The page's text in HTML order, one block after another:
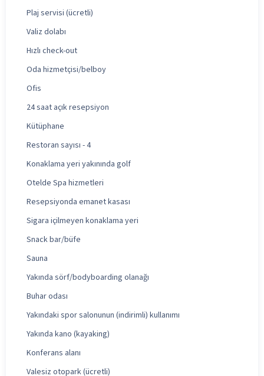
Plaj servisi (ücretli)
Valiz dolabı
Hızlı check-out
Oda hizmetçisi/belboy
Ofis
24 saat açık resepsiyon
Kütüphane
Restoran sayısı - 4
Konaklama yeri yakınında golf
Otelde Spa hizmetleri
Resepsiyonda emanet kasası
Sigara içilmeyen konaklama yeri
Snack bar/büfe
Sauna
Yakında sörf/bodyboarding olanağı
Buhar odası
Yakındaki spor salonunun (indirimli) kullanımı
Yakında kano (kayaking)
Konferans alanı
Valesiz otopark (ücretli)